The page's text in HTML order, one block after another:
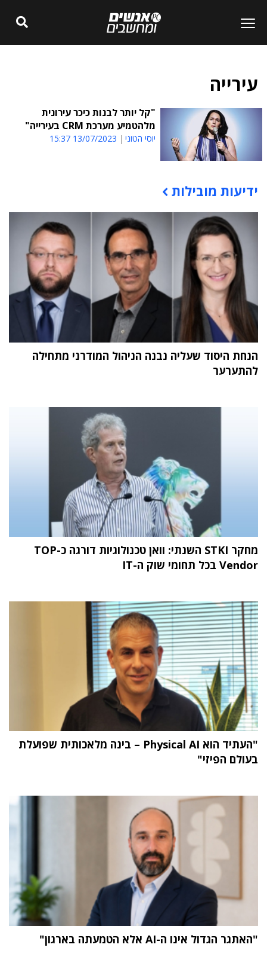
עירייה
"קל יותר לבנות כיכר עירונית
מלהטמיע מערכת CRM בעירייה"
יוסי הטוני 13/07/2023 15:37
תוכן פרסומי
ידיעות מובילות
הנחת היסוד שעליה נבנה הניהול המודרני מתחילה
להתערער
מחקר STKI השנתי: וואן טכנולוגיות דורגה כ-TOP
Vendor בכל תחומי שוק ה-IT
"העתיד הוא Physical AI – בינה מלאכותית שפועלת
בעולם הפיזי"
"האתגר הגדול אינו ה-AI אלא הטמעתה בארגון"